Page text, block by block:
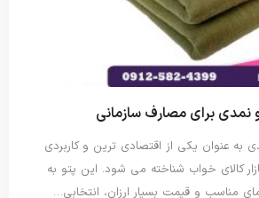
نمدی برای مصارف سازمانی
به عنوان یکی از اقتصادی ترین و کاربردی
کالای خواب شناخته می شود. این پتو به
مناسب و قیمت بسیار ارزان، انتخابی…